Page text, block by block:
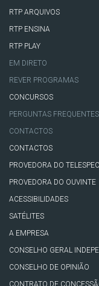
RTP ARQUIVOS
RTP ENSINA
RTP PLAY
EM DIRETO
REVER PROGRAMAS
CONCURSOS
PERGUNTAS FREQUENTES
CONTACTOS
CONTACTOS
PROVEDORA DO
PROVEDORA DO OUVINTE
ACESSIBILIDADES
SATÉLITES
A EMPRESA
CONSELHO GERAL
CONSELHO DE OPINIÃO
CONTRATO DE